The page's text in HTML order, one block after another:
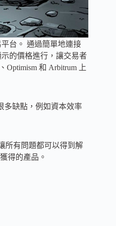
台。 通過簡單地連接
的價格進行，讓交易者
Optimism 和 Arbitrum 上
多缺點，例如資本效率
所有問題都可以得到解
得的產品。